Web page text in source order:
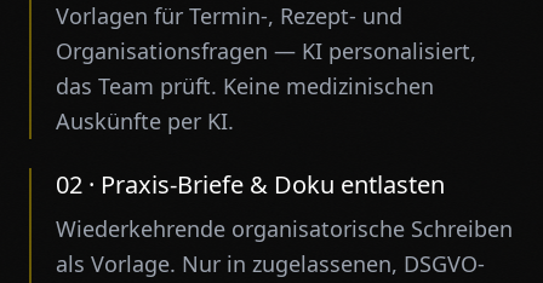
Vorlagen für Termin-, Rezept- und
Organisationsfragen — KI personalisiert,
das Team prüft. Keine medizinischen
Auskünfte per KI.
02 · Praxis-Briefe & Doku entlasten
Wiederkehrende organisatorische Schreiben
als Vorlage. Nur in zugelassenen, DSGVO-